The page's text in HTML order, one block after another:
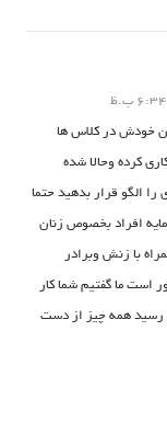
خودش در کلاس ها
کرده وحالا شده
الگو قرار بدهید حتما
افراد بخصوص زنان
با زنش وبرادر
ما گفتیم شما کار
رسید همه چیز از دست